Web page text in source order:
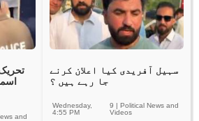
and
سہیل آفریدی کیا اعلان کرنے
جا رہے ہیں ؟
9 |Political News and
Videos
Wednesday,
4:55 PM